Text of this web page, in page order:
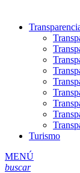
Turismo
MENÚ
buscar